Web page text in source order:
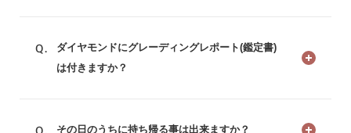
ダイヤモンドにグレーディングレポート(鑑定書)
は付きますか？
その日のうちに持ち帰る事は出来ますか？